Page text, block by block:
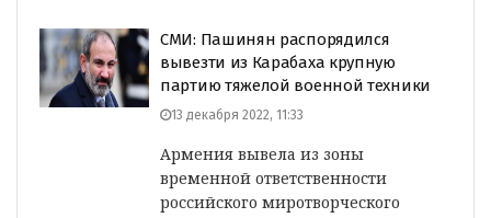
СМИ: Пашинян распорядился
вывезти из Карабаха крупную
партию тяжелой военной техники
13 декабря 2022, 11:33
Армения вывела из зоны
временной ответственности
российского миротворческого